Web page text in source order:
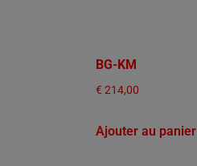
BG-KM
€ 214,00
Ajouter au panier